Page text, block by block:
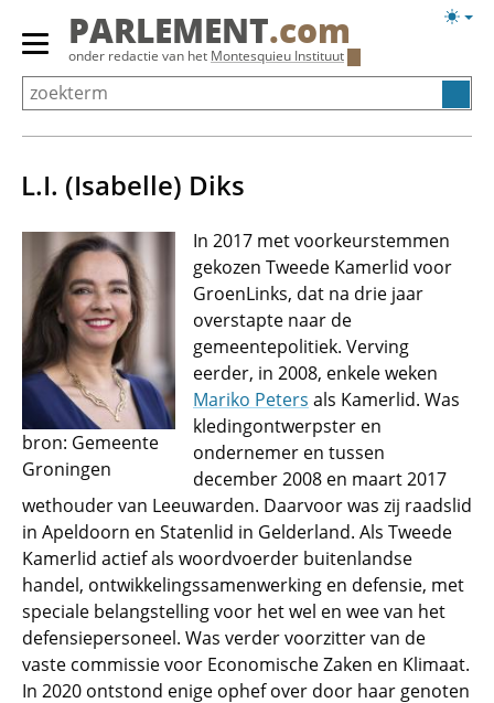
Overslaan
Primair
menu
tonen/verbergen
PARLEMENT.com
onder redactie van het Montesquieu Instituut
L.I. (Isabelle) Diks
bron: Gemeente
Groningen
In 2017 met voorkeurstemmen
gekozen Tweede Kamerlid voor
GroenLinks, dat na drie jaar
overstapte naar de
gemeentepolitiek. Verving
eerder, in 2008, enkele weken
Mariko Peters als Kamerlid. Was
kledingontwerpster en
ondernemer en tussen
december 2008 en maart 2017
wethouder van Leeuwarden. Daarvoor was zij raadslid
in Apeldoorn en Statenlid in Gelderland. Als Tweede
Kamerlid actief als woordvoerder buitenlandse
handel, ontwikkelingssamenwerking en defensie, met
speciale belangstelling voor het wel en wee van het
defensiepersoneel. Was verder voorzitter van de
vaste commissie voor Economische Zaken en Klimaat.
In 2020 ontstond enige ophef over door haar genoten